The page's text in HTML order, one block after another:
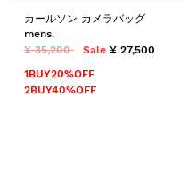
カールソン カメラバッグ
mens.
¥ 35,200
Sale ¥ 27,500
1BUY20%OFF
2BUY40%OFF